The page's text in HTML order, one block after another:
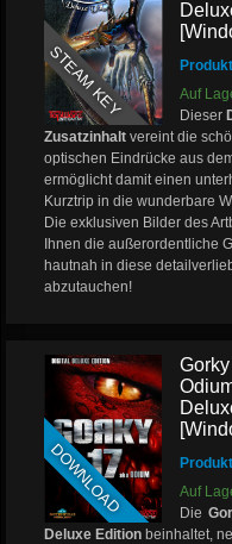
STEAM KEY
Auf
Dieser
Zusatzinhalt vereint die
optischen Eindrücke aus
ermöglicht damit einen
Kurztrip in die wunderbare
Die exklusiven Bilder des
Ihnen die außerordentliche
hautnah in diese
abzutauchen!
DOWNLOAD
Auf
Die
Deluxe Edition beinhaltet,